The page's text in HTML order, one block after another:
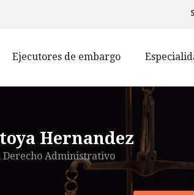
Ejecutores de embargo
Hernandez
Derecho Administrativo